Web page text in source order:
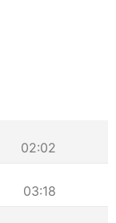
02:02
03:18